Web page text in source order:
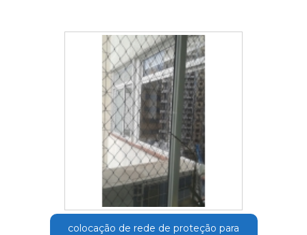
colocação de rede de proteção para